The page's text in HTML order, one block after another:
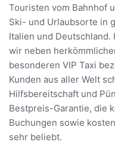
Touristen vom Bahnhof
Ski- und Urlaubsorte in
Italien und Deutschland.
wir neben
besonderen VIP Taxi
Kunden aus aller Welt
Hilfsbereitschaft und
Bestpreis-Garantie, die
Buchungen sowie
sehr beliebt.